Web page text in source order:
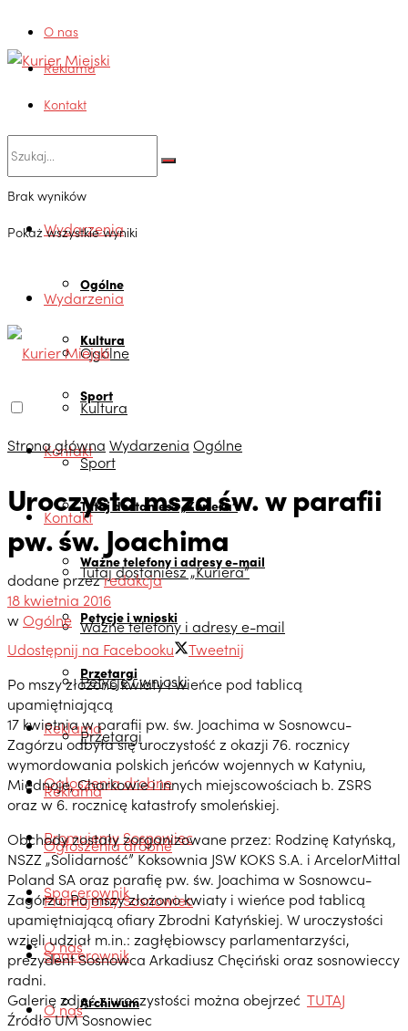
O nas
Reklama
Kontakt
Brak wyników
Pokaż wszystkie wyniki
Wydarzenia
Ogólne
Kultura
Sport
Kontakt
Tutaj dostaniesz „Kuriera”
Ważne telefony i adresy e-mail
Petycje i wnioski
Przetargi
Reklama
Ogłoszenia drobne
Promujemy Sosnowiec
Spacerownik
O nas
Archiwum
Wydarzenia
Ogólne
Kultura
Sport
Kontakt
Tutaj dostaniesz „Kuriera”
Ważne telefony i adresy e-mail
Petycje i wnioski
Przetargi
Reklama
Ogłoszenia drobne
Promujemy Sosnowiec
Spacerownik
O nas
Strona główna Wydarzenia Ogólne
Uroczysta msza św. w parafii
pw. św. Joachima
dodane przezredakcja
18 kwietnia 2016
wOgólne
Udostępnij na Facebooku
Tweetnij
Po mszy złożono kwiaty i wieńce pod tablicą
upamiętniającą
17 kwietnia w parafii pw. św. Joachima w Sosnowcu-
Zagórzu odbyła się uroczystość z okazji 76. rocznicy
wymordowania polskich jeńców wojennych w Katyniu,
Miednoje, Charkowie i innych miejscowościach b. ZSRS
oraz w 6. rocznicę katastrofy smoleńskiej.
Obchody zostały zorganizowane przez: Rodzinę Katyńską,
NSZZ „Solidarność” Koksownia JSW KOKS S.A. i ArcelorMittal
Poland SA oraz parafię pw. św. Joachima w Sosnowcu-
Zagórzu. Po mszy złożono kwiaty i wieńce pod tablicą
upamiętniającą ofiary Zbrodni Katyńskiej. W uroczystości
wzięli udział m.in.: zagłębiowscy parlamentarzyści,
prezydent Sosnowca Arkadiusz Chęciński oraz sosnowieccy
radni.
Galerię zdjęć z uroczystości można obejrzeć TUTAJ
Źródło UM Sosnowiec